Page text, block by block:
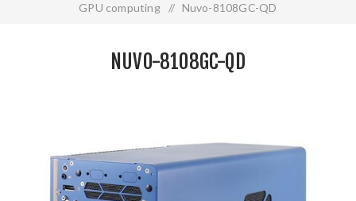
GPU computing / Nuvo-8108GC-QD
NUVO-8108GC-QD